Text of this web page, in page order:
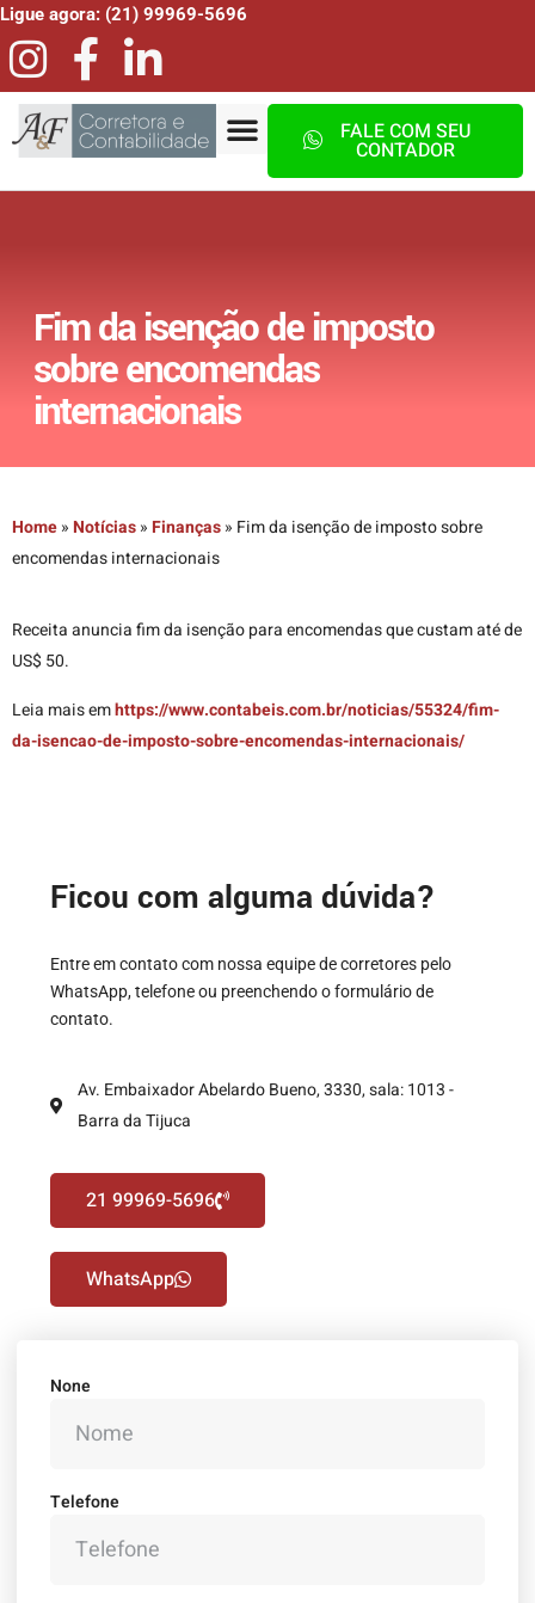
Ligue agora: (21) 99969-5696
FALE COM SEU
CONTADOR
Fim da isenção de imposto
sobre encomendas
internacionais
Home»Notícias»Finanças» Fim da isenção de imposto sobre
encomendas internacionais
Receita anuncia fim da isenção para encomendas que custam até de
US$ 50.
Leia mais emhttps://www.contabeis.com.br/noticias/55324/fim-
da-isencao-de-imposto-sobre-encomendas-internacionais/
Ficou com alguma dúvida?
Entre em contato com nossa equipe de corretores pelo
WhatsApp, telefone ou preenchendo o formulário de
contato.
Av. Embaixador Abelardo Bueno, 3330, sala: 1013 -
Barra da Tijuca
21 99969-5696
WhatsApp
None
Telefone